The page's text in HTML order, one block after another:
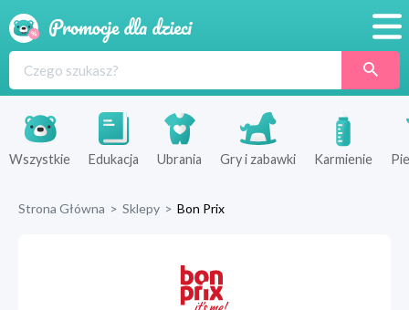
Produkty
Sklepy
Wszystkie Edukacja Ubrania Gry i zabawki Karmienie
Strona Główna > Sklepy > Bon Prix